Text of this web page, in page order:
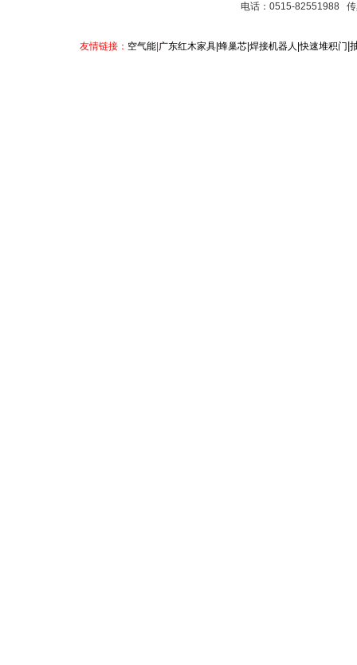
电话：0515-82551988
友情链接： 空气能 广东红木家具 蜂巢芯 焊接机器人 |快速堆积门